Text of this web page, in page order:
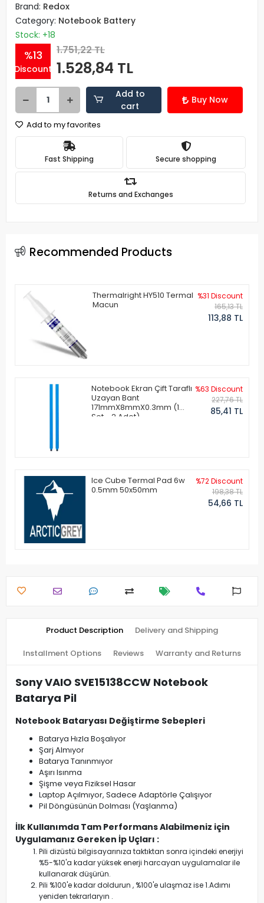
Brand: Redox
Category: Notebook Battery
Stock: +18
%13
Discount
1.751,22 TL
1.528,84 TL
Add to
cart
Buy Now
Add to my favorites
Fast Shipping Secure shopping
Returns and Exchanges
Recommended Products
Thermalright HY510 Termal
Macun
%31 Discount
165,13 TL
113,88 TL
Notebook Ekran Çift Taraflı
Uzayan Bant
171mmX8mmX0.3mm (1
Set - 2 Adet)
%63 Discount
227,76 TL
85,41 TL
Ice Cube Termal Pad 6w
0.5mm 50x50mm
%72 Discount
198,38 TL
54,66 TL
Product Description Delivery and Shipping
Installment Options Reviews Warranty and Returns
Sony VAIO SVE15138CCW Notebook
Batarya Pil
Notebook Bataryası Değiştirme Sebepleri
Batarya Hızla Boşalıyor
Şarj Almıyor
Batarya Tanınmıyor
Aşırı Isınma
Şişme veya Fiziksel Hasar
Laptop Açılmıyor, Sadece Adaptörle Çalışıyor
Pil Döngüsünün Dolması (Yaşlanma)
İlk Kullanımda Tam Performans Alabilmeniz için
Uygulamanız Gereken İp Uçları :
Pili dizüstü bilgisayarınıza taktıktan sonra içindeki enerjiyi
%5-%10'a kadar yüksek enerji harcayan uygulamalar ile
kullanarak düşürün.
Pili %100'e kadar doldurun , %100'e ulaşmaz ise 1.Adımı
yeniden tekrarlaryın .